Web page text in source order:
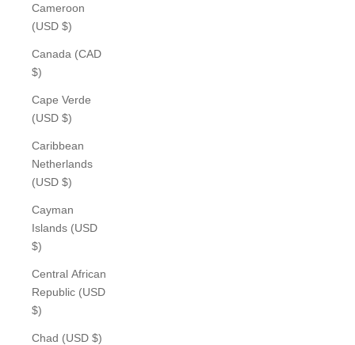
Cameroon
(USD $)
Canada (CAD
$)
Cape Verde
(USD $)
Caribbean
Netherlands
(USD $)
Cayman
Islands (USD
$)
Central African
Republic (USD
$)
Chad (USD $)